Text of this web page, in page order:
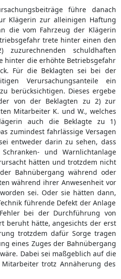
führe danach
Klägerin zur alleinigen Haftung
die vom Fahrzeug der Klägerin
trete hinter einen den
schuldhaften
hinter die erhöhte Betriebsgefahr
Für die Beklagten sei bei der
Verursachungsanteile ein
berücksichtigen. Dieses ergebe
von der Beklagten zu 2) zur
Mitarbeiter K. und W., welches
auch die Beklagte zu 1)
zumindest fahrlässige Versagen
entweder darin zu sehen, dass
und Warnlichtanlage
hätten und trotzdem nicht
Bahnübergang während oder
während ihrer Anwesenheit vor
sei. Oder sie hätten dann,
führende Defekt der Anlage
bei der Durchführung von
beruht hätte, angesichts der erst
trotzdem dafür Sorge tragen
eines Zuges der Bahnübergang
Dabei sei maßgeblich auf die
trotz Annäherung des